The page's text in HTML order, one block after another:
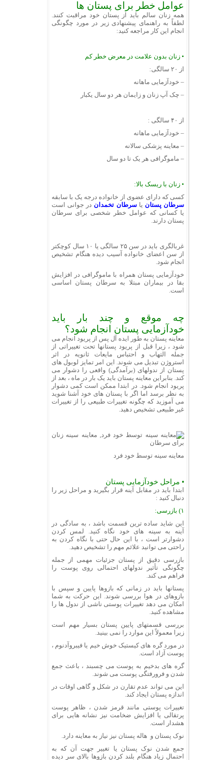
عوامل خطر برای پستان ها
همه زنان سالم باید از پستان خود مراقبت کنند.
لطفاً به راهنمای پیشنهادی زیر در مورد چگونگی
انجام این کار مراجعه کنید:
• زنان بدون علامت در معرض خطر کم
از ۲۰ سالگی:
– خودآزمایی ماهانه
– چک آپ زنان و زایمان هر دو سال یکبار
از ۴۰ سالگی :
– خودآزمایی ماهانه
– معاینه پزشکی سالانه
– ماموگرافی هر یک تا دو سال
• زنان با ریسک بالا:
کسی که دارای عضوی از خانواده درجه یک با سابقه
سرطان پستان یاسرطان تخمدان در جوانی است
یا کسانی که عوامل خطر شخصی برای سرطان
پستان دارند.
غربالگری باید در سن ۲۵ سالگی یا ۱۰ سال کوچکتر
از سن اعضای خانواده آسیب دیده هنگام تشخیص
انجام شود.
خودآزمایی پستان همراه با ماموگرافی در افزایش
بقا در بیماران مبتلا به سرطان پستان اساسی
است.
چه موقع و چند بار باید
خودآزمایی پستان انجام شود؟
معاینه پستان به طور ایده آل پس از پریود انجام می
شود ، زیرا قبل از پریود پستانها تحت تغییراتی از
جمله التهاب و احتباس مایعات ثانویه در اثر
استروژن تبدیل می شوند. این امر تمایز لوبول های
پستان از ندولهای (برآمدگی) واقعی را دشوار می
کند. بنابراین معاینه پستان باید یک بار در ماه ، بعد از
پریود انجام شود. در ابتدا ممکن است کمی دشوار
به نظر برسد اما اگر با پستان های خود آشنا شوید
می آموزید که چگونه تغییرات طبیعی را از تغییرات
غیر طبیعی تشخیص دهید.
معاینه سینه توسط خود فرد
• مراحل خودآزمایی پستان
ابتدا باید در مقابل آینه قرار بگیرید و مراحل زیر را
دنبال کنید :
۱) بازرسی:
این شاید ساده ترین قسمت باشد ، به سادگی در
آینه به سینه های خود نگاه کنید. لمس کردن
دشوارتر است ، با این حال حتی با نگاه کردن به
راحتی می توانید علائم مهم را تشخیص دهید.
بازرسی دقیق از پستان جزئیات مهمی از جمله
چگونگی تأثیر ندولهای احتمالی روی پوست را
فراهم می کند.
پستانها باید در زمانی که بازوها پایین و سپس با
بازوهای در هوا بررسی شوند. این حرکت به شما
امکان می دهد تغییرات پوستی ناشی از ندول ها را
مشاهده کنید.
بررسی قسمتهای پایین پستان بسیار مهم است
زیرا معمولاً این موارد را نمی بینید.
در مورد گره های کیستیک خوش خیم یا فیبروآدنوم ،
پوست آزاد است.
گره های بدخیم به پوست می چسبند ، باعث جمع
شدن و فرورفتگی پوست می شوند.
این می تواند عدم تقارن در شکل و گاهی اوقات در
اندازه پستان ایجاد کند.
تغییرات پوستی مانند قرمز شدن ، ظاهر پوست
پرتقالی یا افزایش ضخامت نیز نشانه هایی برای
هشدار است.
نوک پستان و هاله پستان نیز نیاز به معاینه دارد.
جمع شدن نوک پستان یا تغییر جهت آن که به
احتمال زیاد هنگام بلند کردن بازوها بالای سر دیده